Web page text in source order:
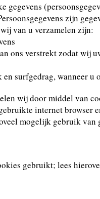
gegevens
zijn
van u verzamelen zijn:
ons verstrekt zodat wij
en surfgedrag, wanneer u
wij door middel van
internet browser
mogelijk gebruik van
gebruikt; lees